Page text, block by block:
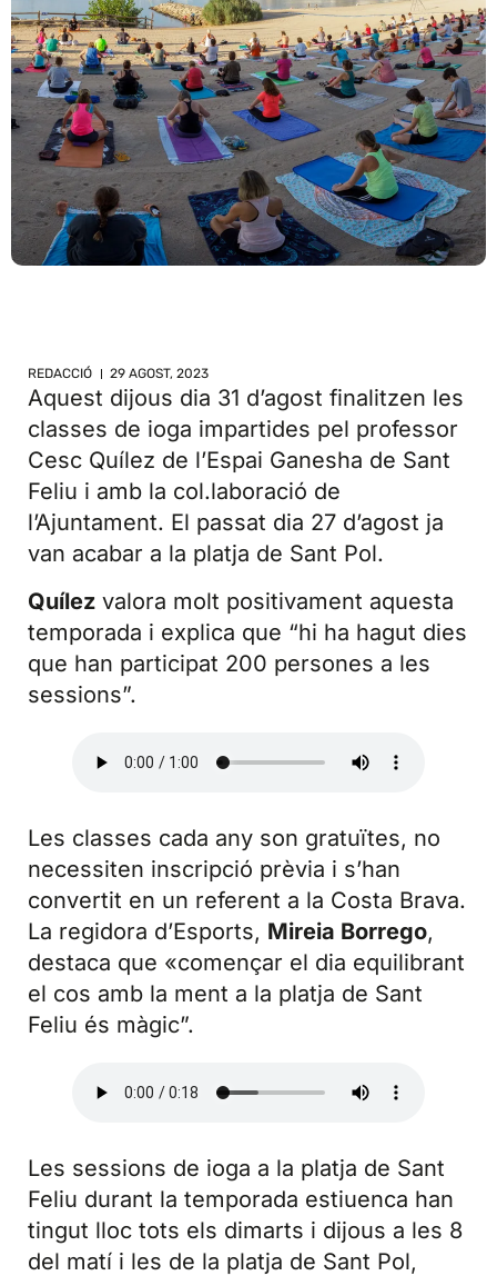
REDACCIÓ 29 AGOST, 2023
Aquest dijous dia 31 d’agost finalitzen les
classes de ioga impartides pel professor
Cesc Quílez de l’Espai Ganesha de Sant
Feliu i amb la col.laboració de
l’Ajuntament. El passat dia 27 d’agost ja
van acabar a la platja de Sant Pol.
Quílez valora molt positivament aquesta
temporada i explica que “hi ha hagut dies
que han participat 200 persones a les
sessions”.
Les classes cada any son gratuïtes, no
necessiten inscripció prèvia i s’han
convertit en un referent a la Costa Brava.
La regidora d’Esports, Mireia Borrego,
destaca que «començar el dia equilibrant
el cos amb la ment a la platja de Sant
Feliu és màgic”.
Les sessions de ioga a la platja de Sant
Feliu durant la temporada estiuenca han
tingut lloc tots els dimarts i dijous a les 8
del matí i les de la platja de Sant Pol,